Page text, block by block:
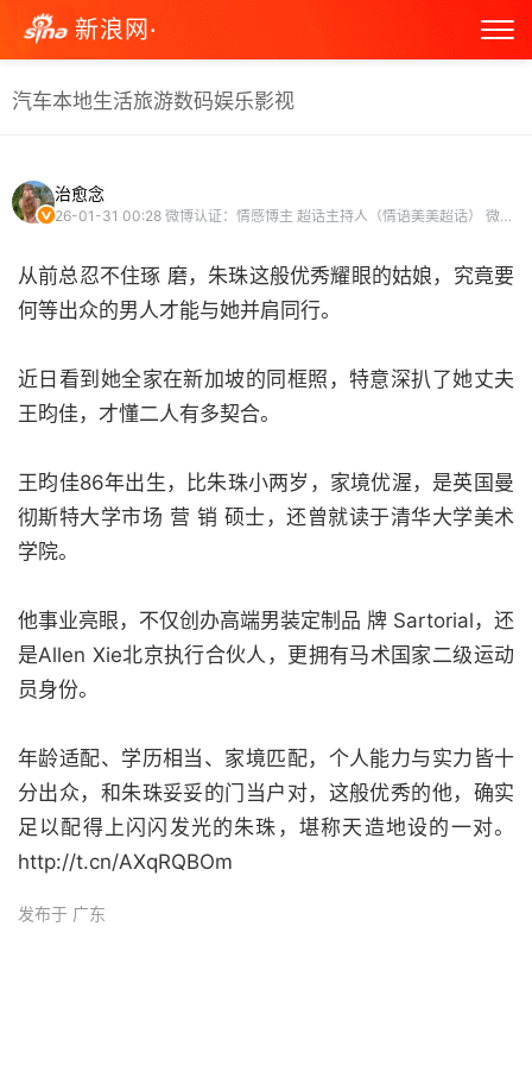
新浪网·
汽车本地生活旅游数码娱乐影视
治愈念
26-01-31 00:28 微博认证：情感博主 超话主持人（情语美美超话） 微博原创视频博主
从前总忍不住琢 磨，朱珠这般优秀耀眼的姑娘，究竟要
何等出众的男人才能与她并肩同行。
近日看到她全家在新加坡的同框照，特意深扒了她丈夫
王昀佳，才懂二人有多契合。
王昀佳86年出生，比朱珠小两岁，家境优渥，是英国曼
彻斯特大学市场 营 销 硕士，还曾就读于清华大学美术
学院。
他事业亮眼，不仅创办高端男装定制品 牌 Sartorial，还
是Allen Xie北京执行合伙人，更拥有马术国家二级运动
员身份。
年龄适配、学历相当、家境匹配，个人能力与实力皆十
分出众，和朱珠妥妥的门当户对，这般优秀的他，确实
足以配得上闪闪发光的朱珠，堪称天造地设的一对。
http://t.cn/AXqRQBOm
发布于 广东